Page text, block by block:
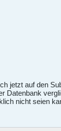
jetzt auf den
nicht seien